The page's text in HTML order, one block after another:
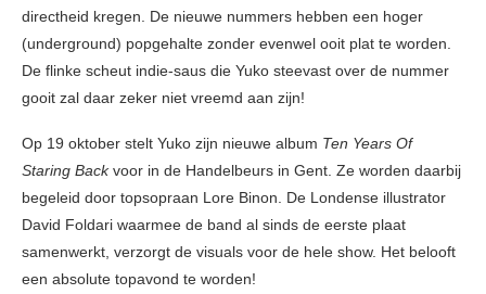
directheid kregen. De nieuwe nummers hebben een hoger
(underground) popgehalte zonder evenwel ooit plat te worden.
De flinke scheut indie-saus die Yuko steevast over de nummer
gooit zal daar zeker niet vreemd aan zijn!
Op 19 oktober stelt Yuko zijn nieuwe album Ten Years Of
Staring Backvoor in de Handelbeurs in Gent. Ze worden daarbij
begeleid door topsopraan Lore Binon. De Londense illustrator
David Foldari waarmee de band al sinds de eerste plaat
samenwerkt, verzorgt de visuals voor de hele show. Het belooft
een absolute topavond te worden!